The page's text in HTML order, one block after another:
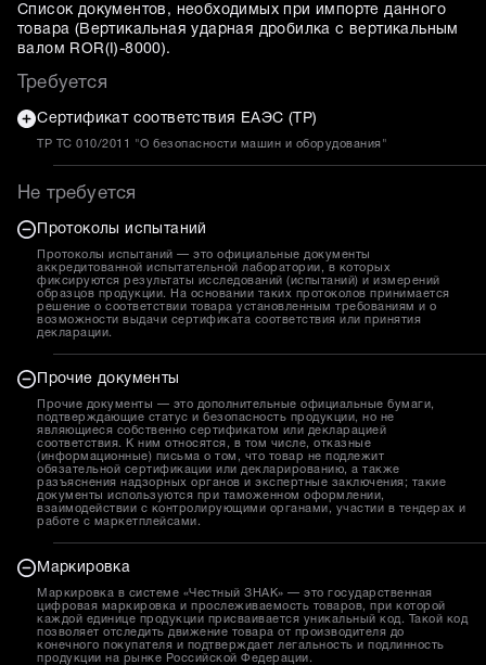
Список документов, необходимых при импорте данного
товара (Вертикальная ударная дробилка с вертикальным
валом ROR(I)-8000).
Требуется
Сертификат соответствия ЕАЭС (ТР)
ТР ТС 010/2011 "О безопасности машин и оборудования"
Не требуется
Протоколы испытаний
Протоколы испытаний — это официальные документы
аккредитованной испытательной лаборатории, в которых
фиксируются результаты исследований (испытаний) и измерений
образцов продукции. На основании таких протоколов принимается
решение о соответствии товара установленным требованиям и о
возможности выдачи сертификата соответствия или принятия
декларации.
Прочие документы
Прочие документы — это дополнительные официальные бумаги,
подтверждающие статус и безопасность продукции, но не
являющиеся собственно сертификатом или декларацией
соответствия. К ним относятся, в том числе, отказные
(информационные) письма о том, что товар не подлежит
обязательной сертификации или декларированию, а также
разъяснения надзорных органов и экспертные заключения; такие
документы используются при таможенном оформлении,
взаимодействии с контролирующими органами, участии в тендерах и
работе с маркетплейсами.
Маркировка
Маркировка в системе «Честный ЗНАК» — это государственная
цифровая маркировка и прослеживаемость товаров, при которой
каждой единице продукции присваивается уникальный код. Такой код
позволяет отследить движение товара от производителя до
конечного покупателя и подтверждает легальность и подлинность
продукции на рынке Российской Федерации.